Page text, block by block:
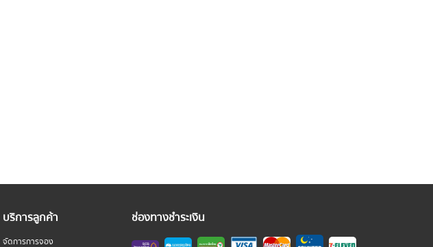
บริการลูกค้า
จัดการการจอง
ช่องทางชำระเงิน